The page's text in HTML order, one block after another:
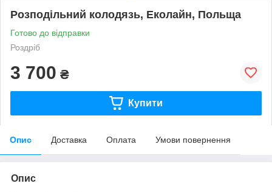
Розподільний колодязь, Еколайн, Польща
Готово до відправки
Роздріб
3 700 ₴
Купити
Опис Доставка Оплата Умови повернення
Опис